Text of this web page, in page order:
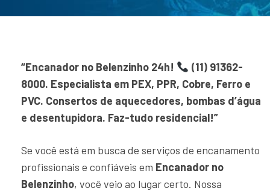
“Encanador no Belenzinho 24h!
(11) 91362-
8000. Especialista em PEX, PPR, Cobre, Ferro e
PVC. Consertos de aquecedores, bombas d’água
e desentupidora. Faz-tudo residencial!”
Se você está em busca de serviços de encanamento
profissionais e confiáveis em Encanador no
Belenzinho, você veio ao lugar certo. Nossa